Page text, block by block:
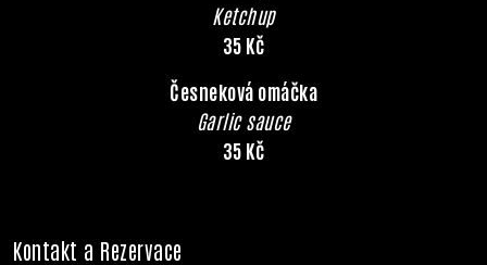
Ketchup
35 Kč
Česneková omáčka
Garlic sauce
35 Kč
Kontakt a Rezervace